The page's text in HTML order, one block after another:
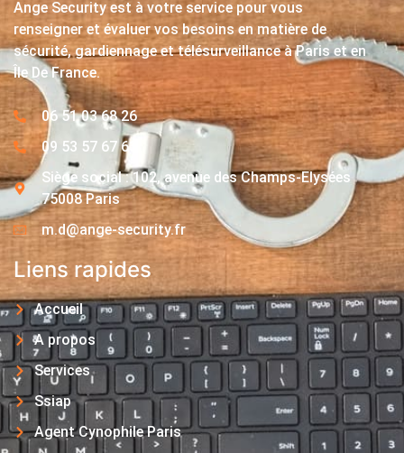
Ange Security est à votre service pour vous
renseigner et évaluer vos besoins en matière de
sécurité, gardiennage et télésurveillance à Paris et en
Île De France.
06 51 03 68 26
09 53 57 67 63
Siège social : 102, avenue des Champs-Elysées
75008 Paris
m.d@ange-security.fr
Liens rapides
Accueil
A propos
Services
Ssiap
Agent Cynophile Paris